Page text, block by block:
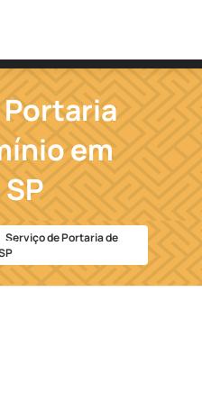
em
Serviço de Portaria de